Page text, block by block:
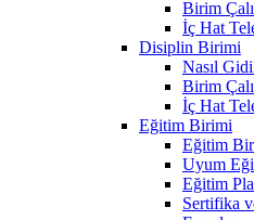
Birim
İç Hat
Disiplin Birimi
Nasıl
Birim
İç Hat
Eğitim Birimi
Eğitim
Uyum
Eğitim
Sertifika